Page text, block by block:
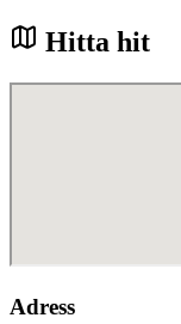
Hitta hit
Adress